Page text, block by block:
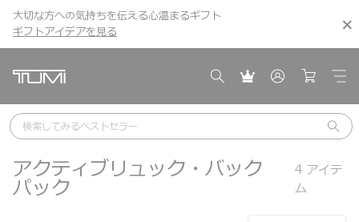
ギフトアイデアを見る こちら
大切な方への気持ちを伝える心温まるギフト
ギフトアイデアを見る
こちら
検索してみるベストセラー
アクティブリュック・バック
パック
4 アイテ
ム